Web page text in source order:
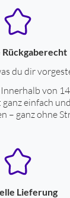
Rückgaberecht
du dir
von 14
einfach
– ganz ohne
Lieferung